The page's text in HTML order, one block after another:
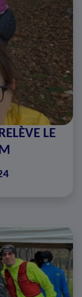
LE